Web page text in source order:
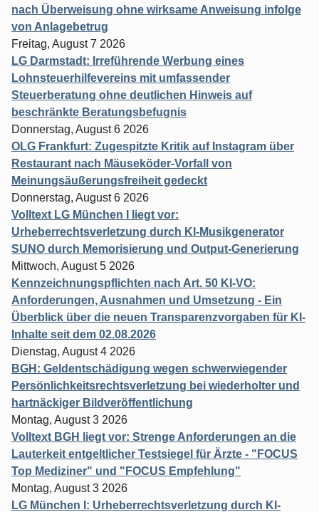
nach Überweisung ohne wirksame Anweisung infolge
von Anlagebetrug
Freitag, August 7 2026
LG Darmstadt: Irreführende Werbung eines
Lohnsteuerhilfevereins mit umfassender
Steuerberatung ohne deutlichen Hinweis auf
beschränkte Beratungsbefugnis
Donnerstag, August 6 2026
OLG Frankfurt: Zugespitzte Kritik auf Instagram über
Restaurant nach Mäuseköder-Vorfall von
Meinungsäußerungsfreiheit gedeckt
Donnerstag, August 6 2026
Volltext LG München I liegt vor:
Urheberrechtsverletzung durch KI-Musikgenerator
SUNO durch Memorisierung und Output-Generierung
Mittwoch, August 5 2026
Kennzeichnungspflichten nach Art. 50 KI-VO:
Anforderungen, Ausnahmen und Umsetzung - Ein
Überblick über die neuen Transparenzvorgaben für KI-
Inhalte seit dem 02.08.2026
Dienstag, August 4 2026
BGH: Geldentschädigung wegen schwerwiegender
Persönlichkeitsrechtsverletzung bei wiederholter und
hartnäckiger Bildveröffentlichung
Montag, August 3 2026
Volltext BGH liegt vor: Strenge Anforderungen an die
Lauterkeit entgeltlicher Testsiegel für Ärzte - "FOCUS
Top Mediziner" und "FOCUS Empfehlung"
Montag, August 3 2026
LG München I: Urheberrechtsverletzung durch KI-